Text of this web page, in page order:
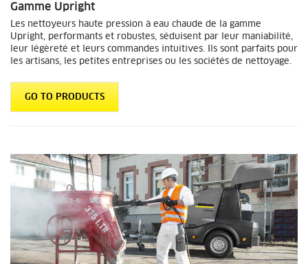
Gamme Upright
Les nettoyeurs haute pression à eau chaude de la gamme
Upright, performants et robustes, séduisent par leur maniabilité,
leur légèreté et leurs commandes intuitives. Ils sont parfaits pour
les artisans, les petites entreprises ou les sociétés de nettoyage.
GO TO PRODUCTS